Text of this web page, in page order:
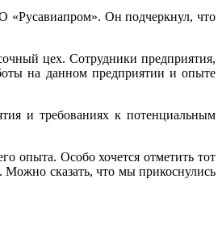
«Русавиапром». Он подчеркнул, что
цех. Сотрудники предприятия,
на данном предприятии и опыте
и требованиях к потенциальным
опыта. Особо хочется отметить тот
сказать, что мы прикоснулись